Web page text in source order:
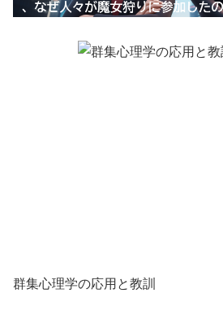
群集心理学の応用と教訓